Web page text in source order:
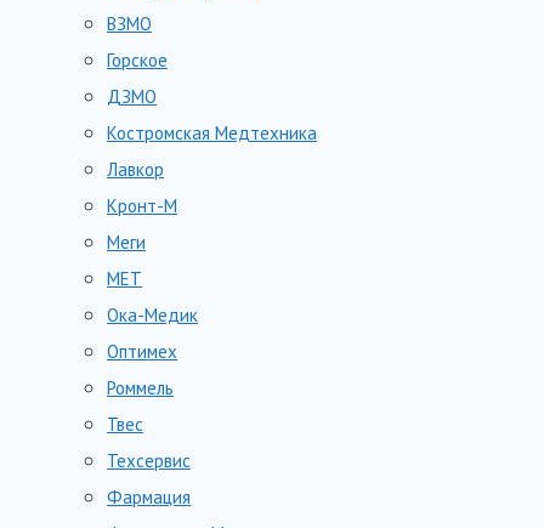
ВЗМО
Горское
ДЗМО
Костромская Медтехника
Лавкор
Кронт-М
Меги
МЕТ
Ока-Медик
Оптимех
Роммель
Твес
Техсервис
Фармация